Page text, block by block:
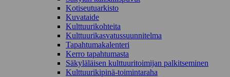
Kotiseutuarkisto
Kuvataide
Kulttuurikohteita
Kulttuurikasvatussuunnitelma
Tapahtumakalenteri
Kerro tapahtumasta
Säkyläläisen kulttuuritoimijan palkitseminen
Kulttuurikipinä-toimintaraha